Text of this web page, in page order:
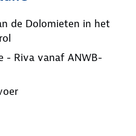
de Dolomieten in het
- Riva vanaf ANWB-